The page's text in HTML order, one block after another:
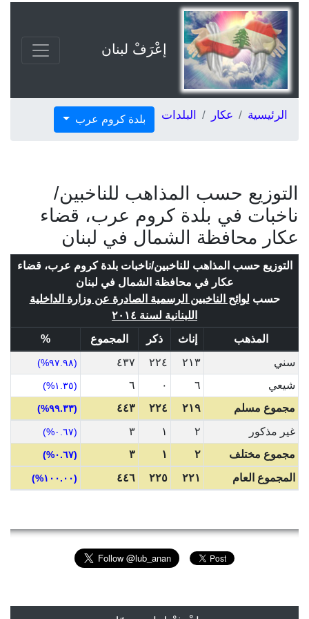
إعْرَفْ لبنان
الرئيسية عكار البلدات بلدة كروم عرب
التوزيع حسب المذاهب للناخبين/
ناخبات في بلدة كروم عرب، قضاء
عكار محافظة الشمال في لبنان
التوزيع حسب المذاهب للناخبين/ناخبات بلدة كروم عرب، قضاء
عكار في محافظة الشمال في لبنان
حسب لوائح الناخبين الرسمية الصادرة عن وزارة الداخلية
اللبنانية لسنة ٢٠١٤
المذهب
إناث ذكر المجموع
%
سني
٢١٣ ٢٢٤ ٤٣٧ (٩٧.٩٨%)
شيعي ٦ ٠ ٦ (١.٣٥%)
مجموع مسلم ٢١٩ ٢٢٤ ٤٤٣ (٩٩.٣٣%)
غير مذكور ٢ ١ ٣ (٠.٦٧%)
مجموع مختلف ٢ ١ ٣ (٠.٦٧%)
المجموع العام ٢٢١ ٢٢٥ ٤٤٦ (١٠٠.٠٠%)